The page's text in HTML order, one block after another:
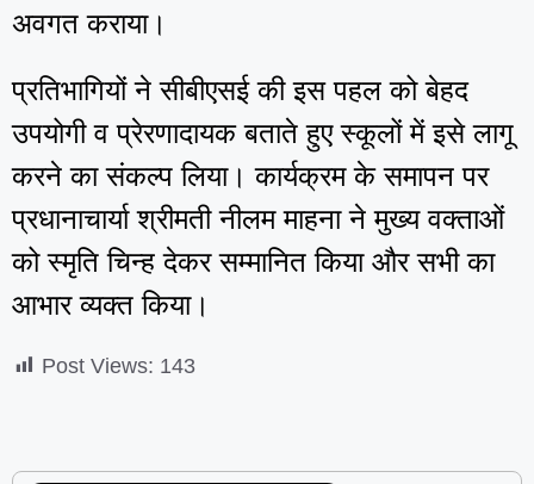
अवगत कराया।
प्रतिभागियों ने सीबीएसई की इस पहल को बेहद
उपयोगी व प्रेरणादायक बताते हुए स्कूलों में इसे लागू
करने का संकल्प लिया। कार्यक्रम के समापन पर
प्रधानाचार्या श्रीमती नीलम माहना ने मुख्य वक्ताओं
को स्मृति चिन्ह देकर सम्मानित किया और सभी का
आभार व्यक्त किया।
Post Views: 143